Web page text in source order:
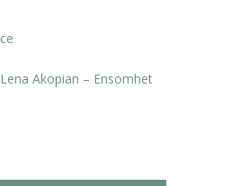
Lena Akopian – Ensomhet